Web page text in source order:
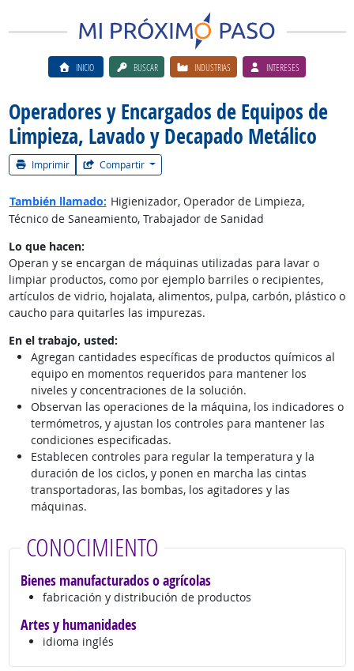
INICIO BUSCAR INDUSTRIAS INTERESES
Operadores y Encargados de Equipos de
Limpieza, Lavado y Decapado Metálico
Imprimir Compartir
También llamado: Higienizador, Operador de Limpieza,
Técnico de Saneamiento, Trabajador de Sanidad
Lo que hacen:
Operan y se encargan de máquinas utilizadas para lavar o
limpiar productos, como por ejemplo barriles o recipientes,
artículos de vidrio, hojalata, alimentos, pulpa, carbón, plástico o
caucho para quitarles las impurezas.
En el trabajo, usted:
Agregan cantidades específicas de productos químicos al
equipo en momentos requeridos para mantener los
niveles y concentraciones de la solución.
Observan las operaciones de la máquina, los indicadores o
termómetros, y ajustan los controles para mantener las
condiciones especificadas.
Establecen controles para regular la temperatura y la
duración de los ciclos, y ponen en marcha las cintas
transportadoras, las bombas, los agitadores y las
máquinas.
CONOCIMIENTO
Bienes manufacturados o agrícolas
fabricación y distribución de productos
Artes y humanidades
idioma inglés